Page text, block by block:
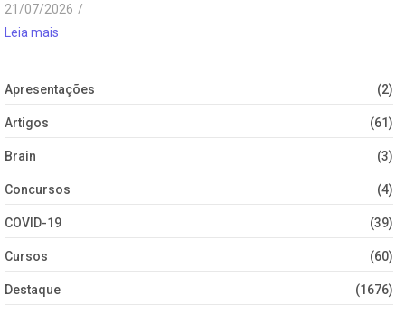
21/07/2026 /
Leia mais
Apresentações (2)
Artigos (61)
Brain (3)
Concursos (4)
COVID-19 (39)
Cursos (60)
Destaque (1676)